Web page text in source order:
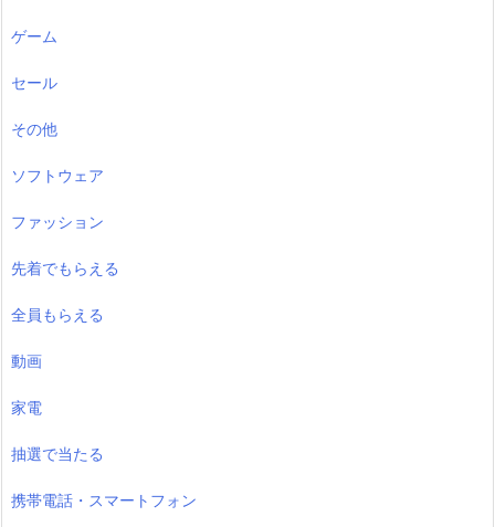
ゲーム
セール
その他
ソフトウェア
ファッション
先着でもらえる
全員もらえる
動画
家電
抽選で当たる
携帯電話・スマートフォン